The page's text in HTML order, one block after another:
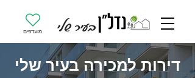
מועדפים
דירות למכירה בעיר שלי